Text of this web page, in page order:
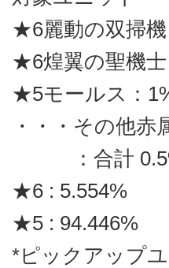
★6麗動の双掃
★6煌翼の聖機
★5モールス：
・・・その他
：合計 0.5%
★6 : 5.554%
★5 : 94.446%
*ピックアップ